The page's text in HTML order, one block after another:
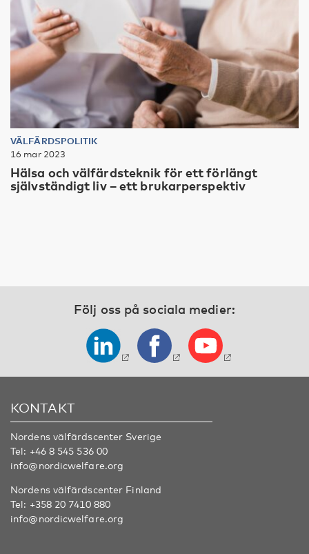
VÄLFÄRDSPOLITIK
16 mar 2023
Hälsa och välfärdsteknik för ett förlängt
självständigt liv – ett brukarperspektiv
Följ oss på sociala medier:
KONTAKT
Nordens välfärdscenter Sverige
Tel: +46 8 545 536 00
info@nordicwelfare.org
Nordens välfärdscenter Finland
Tel: +358 20 7410 880
info@nordicwelfare.org